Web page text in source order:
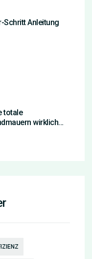
Schritt Anleitung
totale
wirklich